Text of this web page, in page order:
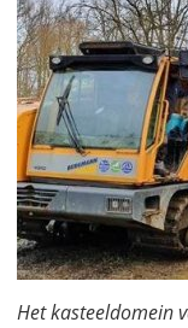
Het kasteeldomein